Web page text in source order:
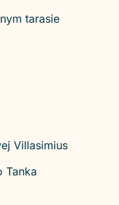
tarasie
Villasimius
Tanka